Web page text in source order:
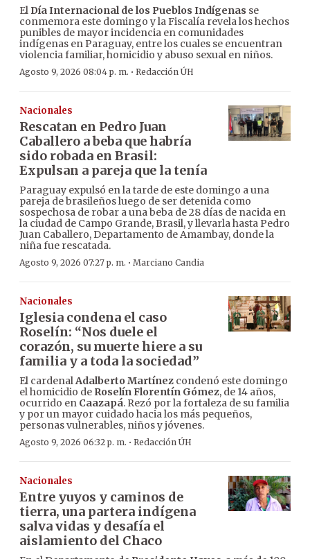
El Día Internacional de los Pueblos Indígenas se
conmemora este domingo y la Fiscalía revela los hechos
punibles de mayor incidencia en comunidades
indígenas en Paraguay, entre los cuales se encuentran
violencia familiar, homicidio y abuso sexual en niños.
Agosto 9, 2026 08:04 p. m. · Redacción ÚH
Nacionales
Rescatan en Pedro Juan
Caballero a beba que habría
sido robada en Brasil:
Expulsan a pareja que la tenía
Paraguay expulsó en la tarde de este domingo a una
pareja de brasileños luego de ser detenida como
sospechosa de robar a una beba de 28 días de nacida en
la ciudad de Campo Grande, Brasil, y llevarla hasta Pedro
Juan Caballero, Departamento de Amambay, donde la
niña fue rescatada.
Agosto 9, 2026 07:27 p. m. · Marciano Candia
Nacionales
Iglesia condena el caso
Roselín: “Nos duele el
corazón, su muerte hiere a su
familia y a toda la sociedad”
El cardenalAdalberto Martínez condenó este domingo
el homicidio de Roselín Florentín Gómez, de 14 años,
ocurrido en Caazapá. Rezó por la fortaleza de su familia
y por un mayor cuidado hacia los más pequeños,
personas vulnerables, niños y jóvenes.
Agosto 9, 2026 06:32 p. m. · Redacción ÚH
Nacionales
Entre yuyos y caminos de
tierra, una partera indígena
salva vidas y desafía el
aislamiento del Chaco